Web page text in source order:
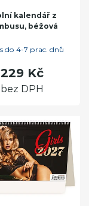
kalendář z
béžová
do 4-7 prac. dnů
229 Kč
bez DPH